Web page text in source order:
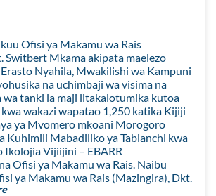
Ofisi ya Makamu wa Rais
Switbert Mkama akipata maelezo
Nyahila, Mwakilishi wa Kampuni
na uchimbaji wa visima na
wa tanki la maji litakalotumika kutoa
wakazi wapatao 1,250 katika Kijiji
ya Mvomero mkoani Morogoro
Kuhimili Mabadiliko ya Tabianchi kwa
Ikolojia Vijiijini – EBARR
Ofisi ya Makamu wa Rais. Naibu
ya Makamu wa Rais (Mazingira), Dkt.